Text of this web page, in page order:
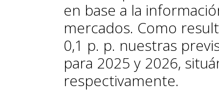
en base a la
mercados. Como
0,1 p. p. nuestras
para 2025 y 2026,
respectivamente.